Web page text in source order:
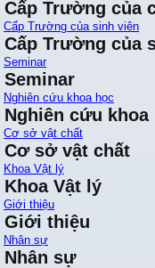
Cấp Trường của
Cấp Trường của sinh viên
Cấp Trường của
Seminar
Seminar
Nghiên cứu khoa học
Nghiên cứu khoa
Cơ sở vật chất
Cơ sở vật chất
Khoa Vật lý
Khoa Vật lý
Giới thiệu
Giới thiệu
Nhân sự
Nhân sự